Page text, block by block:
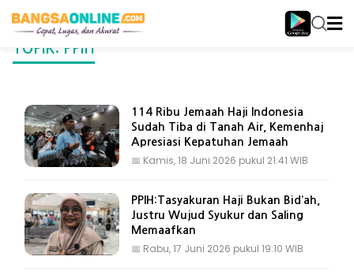
TOPIK: PPIH
114 Ribu Jemaah Haji Indonesia
Sudah Tiba di Tanah Air, Kemenhaj
Apresiasi Kepatuhan Jemaah
📅 Kamis, 18 Juni 2026 pukul 21:41 WIB
PPIH:Tasyakuran Haji Bukan Bid’ah,
Justru Wujud Syukur dan Saling
Memaafkan
📅 Rabu, 17 Juni 2026 pukul 19:10 WIB